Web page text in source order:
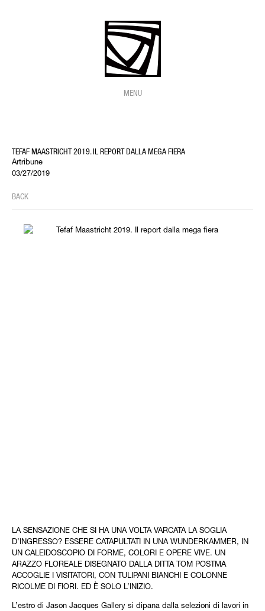
MENU
TEFAF MAASTRICHT 2019. IL REPORT DALLA MEGA FIERA
Artribune
03/27/2019
BACK
LA SENSAZIONE CHE SI HA UNA VOLTA VARCATA LA SOGLIA
D’INGRESSO? ESSERE CATAPULTATI IN UNA WUNDERKAMMER, IN
UN CALEIDOSCOPIO DI FORME, COLORI E OPERE VIVE. UN
ARAZZO FLOREALE DISEGNATO DALLA DITTA TOM POSTMA
ACCOGLIE I VISITATORI, CON TULIPANI BIANCHI E COLONNE
RICOLME DI FIORI. ED È SOLO L’INIZIO.
L’estro di Jason Jacques Gallery si dipana dalla selezioni di lavori in